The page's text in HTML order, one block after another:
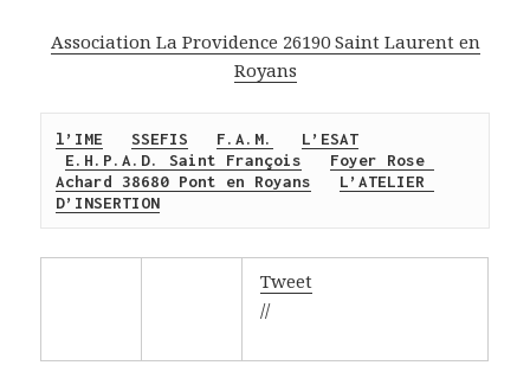
Association La Providence 26190 Saint Laurent en
Royans
l’IME SSEFIS F.A.M.
L’ESAT
E.H.P.A.D. Saint François
Foyer Rose
Achard 38680 Pont en Royans
L’ATELIER
D’INSERTION
Tweet
//